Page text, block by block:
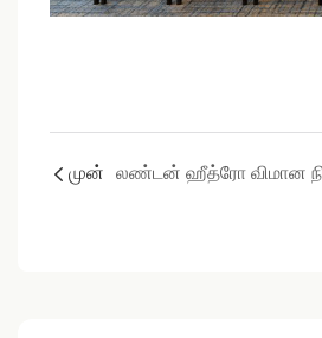
முன் லண்டன் ஹீத்ரோ விமான